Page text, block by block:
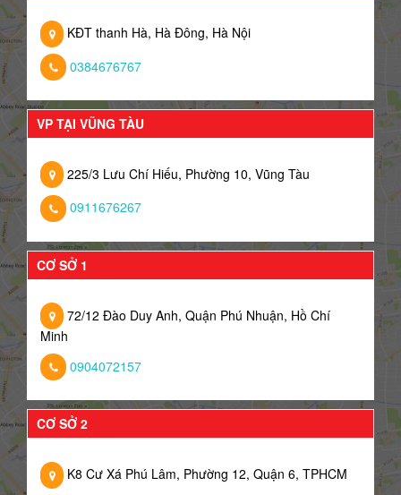
KĐT thanh Hà, Hà Đông, Hà Nội
0384676767
VP TẠI VŨNG TÀU
225/3 Lưu Chí Hiếu, Phường 10, Vũng Tàu
0911676267
CƠ SỞ 1
72/12 Đào Duy Anh, Quận Phú Nhuận, Hồ Chí
Minh
0904072157
CƠ SỞ 2
K8 Cư Xá Phú Lâm, Phường 12, Quận 6, TPHCM